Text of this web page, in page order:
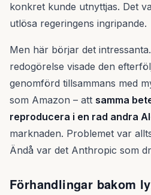
konkret kunde utnyttjas. Det
utlösa regeringens ingripande.
Men här börjar det
redogörelse visade den
genomförd tillsammans med
som Amazon – att samma
reproducera i en rad andra
marknaden. Problemet var
Ändå var det Anthropic som
Förhandlingar bakom